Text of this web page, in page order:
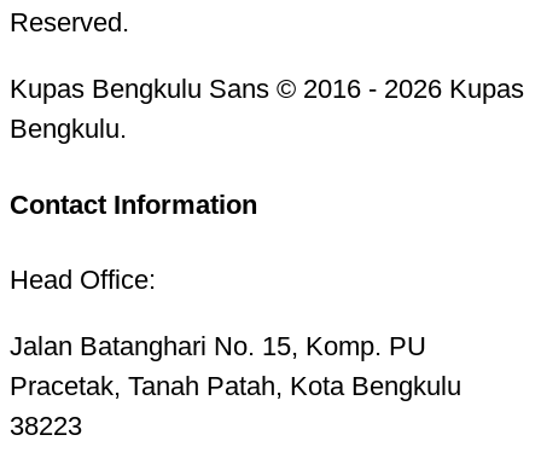
Reserved.
Kupas Bengkulu Sans © 2016 - 2026 Kupas
Bengkulu.
Contact Information
Head Office:
Jalan Batanghari No. 15, Komp. PU
Pracetak, Tanah Patah, Kota Bengkulu
38223